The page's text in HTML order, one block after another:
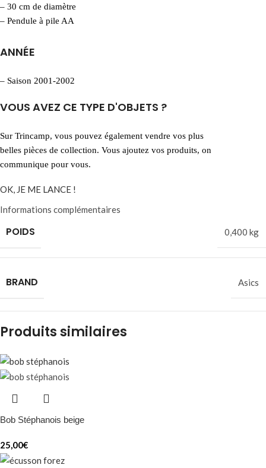
– 30 cm de diamètre
– Pendule à pile AA
ANNÉE
– Saison 2001-2002
VOUS AVEZ CE TYPE D'OBJETS ?
Sur Trincamp, vous pouvez également vendre vos plus
belles pièces de collection. Vous ajoutez vos produits, on
communique pour vous.
OK, JE ME LANCE !
Informations complémentaires
POIDS 0,400 kg
BRAND Asics
Produits similaires
Bob Stéphanois beige
25,00€